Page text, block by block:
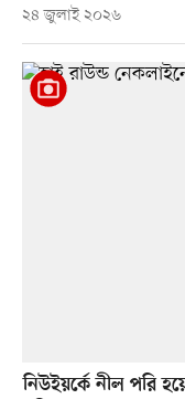
২৪ জুলাই ২০২৬
নিউইয়র্কে নীল পরি